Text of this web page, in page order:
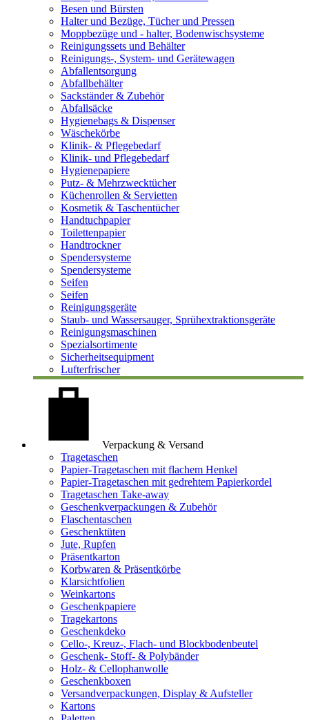
Besen und Bürsten
Halter und Bezüge, Tücher und Pressen
Moppbezüge und - halter, Bodenwischsysteme
Reinigungssets und Behälter
Reinigungs-, System- und Gerätewagen
Abfallentsorgung
Abfallbehälter
Sackständer & Zubehör
Abfallsäcke
Hygienebags & Dispenser
Wäschekörbe
Klinik- & Pflegebedarf
Klinik- und Pflegebedarf
Hygienepapiere
Putz- & Mehrzwecktücher
Küchenrollen & Servietten
Kosmetik & Taschentücher
Handtuchpapier
Toilettenpapier
Handtrockner
Spendersysteme
Spendersysteme
Seifen
Seifen
Reinigungsgeräte
Staub- und Wassersauger, Sprühextraktionsgeräte
Reinigungsmaschinen
Spezialsortimente
Sicherheitsequipment
Lufterfrischer
Verpackung & Versand
Tragetaschen
Papier-Tragetaschen mit flachem Henkel
Papier-Tragetaschen mit gedrehtem Papierkordel
Tragetaschen Take-away
Geschenkverpackungen & Zubehör
Flaschentaschen
Geschenktüten
Jute, Rupfen
Präsentkarton
Korbwaren & Präsentkörbe
Klarsichtfolien
Weinkartons
Geschenkpapiere
Tragekartons
Geschenkdeko
Cello-, Kreuz-, Flach- und Blockbodenbeutel
Geschenk- Stoff- & Polybänder
Holz- & Cellophanwolle
Geschenkboxen
Versandverpackungen, Display & Aufsteller
Kartons